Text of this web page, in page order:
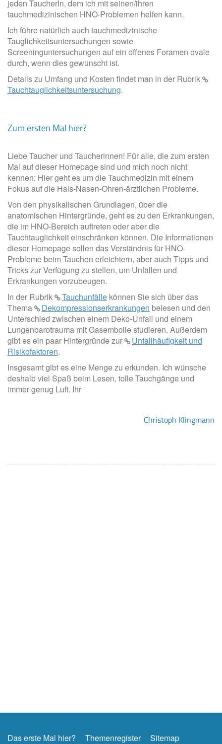
jeden TaucherIn, dem ich mit seinen/ihren
tauchmedizinischen HNO-Problemen helfen kann.
Ich führe natürlich auch tauchmedizinische
Tauglichkeitsuntersuchungen sowie
Screeninguntersuchungen auf ein offenes Foramen ovale
durch, wenn dies gewünscht ist.
Details zu Umfang und Kosten findet man in der Rubrik
Tauchtauglichkeitsuntersuchung.
Zum ersten Mal hier?
Liebe Taucher und Taucherinnen! Für alle, die zum ersten
Mal auf dieser Homepage sind und mich noch nicht
kennen: Hier geht es um die Tauchmedizin mit einem
Fokus auf die Hals-Nasen-Ohren-ärztlichen Probleme.
Von den physikalischen Grundlagen, über die
anatomischen Hintergründe, geht es zu den Erkrankungen,
die im HNO-Bereich auftreten oder aber die
Tauchtauglichkeit einschränken können. Die Informationen
dieser Homepage sollen das Verständnis für HNO-
Probleme beim Tauchen erleichtern, aber auch Tipps und
Tricks zur Verfügung zu stellen, um Unfällen und
Erkrankungen vorzubeugen.
In der Rubrik
Tauchunfälle können Sie sich über das
Thema
Dekompressionserkrankungen belesen und den
Unterschied zwischen einem Deko-Unfall und einem
Lungenbarotrauma mit Gasembolie studieren. Außerdem
gibt es ein paar Hintergründe zur
Unfallhäufigkeit und
Risikofaktoren.
Insgesamt gibt es eine Menge zu erkunden. Ich wünsche
deshalb viel Spaß beim Lesen, tolle Tauchgänge und
immer genug Luft. Ihr
Christoph Klingmann
Das erste Mal hier? Themenregister
Sitemap